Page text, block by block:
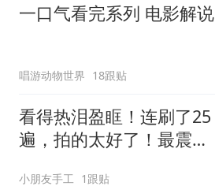
一口气看完系列 电影解说
唱游动物世界 18跟贴
看得热泪盈眶！连刷了25
遍，拍的太好了！最震惊
小朋友手工 1跟贴